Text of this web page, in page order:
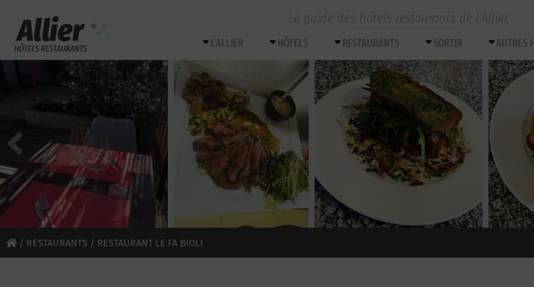
Le guide des hotels restaurants de l’Allier
L’ALLIER HÔTELS RESTAURANTS SORTIR AUTRES
/ RESTAURANTS / RESTAURANT LE FA BIOLI